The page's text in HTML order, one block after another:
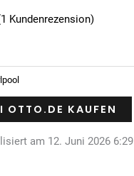
1 Kundenrezension)
OTTO.DE KAUFEN
am 12. Juni 2026 6:29